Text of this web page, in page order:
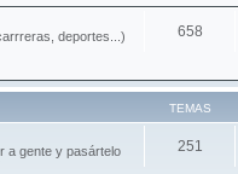
deportes...)
658
TEMAS
a gente y pasártelo
251